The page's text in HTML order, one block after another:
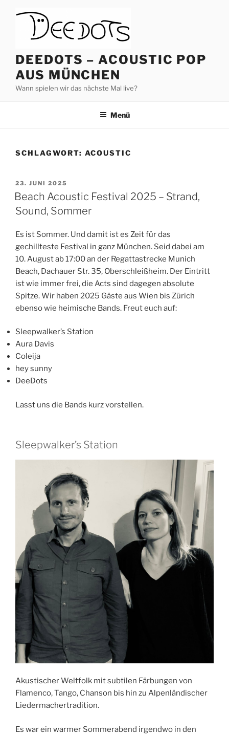
Inhalt
DEEDOTS – ACOUSTIC POP
AUS MÜNCHEN
Wann spielen wir das nächste Mal live?
Menü
SCHLAGWORT: ACOUSTIC
VERÖFFENTLICHT
AM
23. JUNI 2025
Beach Acoustic Festival 2025 – Strand,
Sound, Sommer
Es ist Sommer. Und damit ist es Zeit für das
gechillteste Festival in ganz München. Seid dabei am
10. August ab 17:00 an der Regattastrecke Munich
Beach, Dachauer Str. 35, Oberschleißheim. Der Eintritt
ist wie immer frei, die Acts sind dagegen absolute
Spitze. Wir haben 2025 Gäste aus Wien bis Zürich
ebenso wie heimische Bands. Freut euch auf:
Sleepwalker’s Station
Aura Davis
Coleija
hey sunny
DeeDots
Lasst uns die Bands kurz vorstellen.
Sleepwalker’s Station
Akustischer Weltfolk mit subtilen Färbungen von
Flamenco, Tango, Chanson bis hin zu Alpenländischer
Liedermachertradition.
Es war ein warmer Sommerabend irgendwo in den